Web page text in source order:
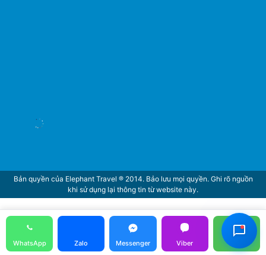
WhatsApp Zalo Messenger Viber
Call
Bản quyền của Elephant Travel ® 2014. Bảo lưu mọi quyền. Ghi rõ nguồn
khi sử dụng lại thông tin từ website này.
Đang hoạt động